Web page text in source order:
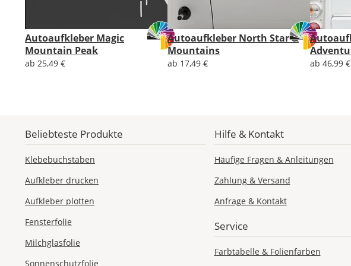
Autoaufkleber Magic
Mountain Peak
ab 25,49 €
Autoaufkleber North Star &
Mountains
ab 17,49 € ab 46,99 €
Beliebteste Produkte
Klebebuchstaben
Aufkleber drucken
Aufkleber plotten
Fensterfolie
Milchglasfolie
Sonnenschutzfolie
Hilfe & Kontakt
Häufige Fragen & Anleitungen
Zahlung & Versand
Anfrage & Kontakt
Service
Farbtabelle & Folienfarben